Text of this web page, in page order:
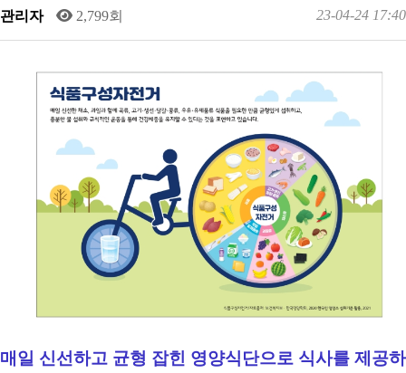
관리자 2,799회 23-04-24 17:40
매일 신선하고 균형 잡힌 영양식단으로 식사를 제공하